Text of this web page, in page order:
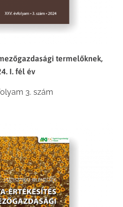
termelőknek,
I. fél év
3. szám